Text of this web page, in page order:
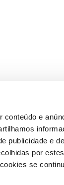
e
publicidade e
por
se